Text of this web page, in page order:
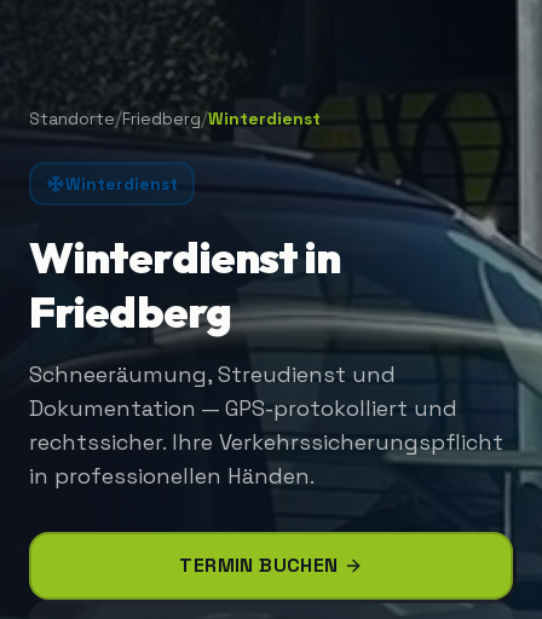
Standorte/Friedberg/Winterdienst
Winterdienst
Winterdienst in
Friedberg
Schneeräumung, Streudienst und
Dokumentation — GPS-protokolliert und
rechtssicher. Ihre Verkehrssicherungspflicht
in professionellen Händen.
TERMIN BUCHEN